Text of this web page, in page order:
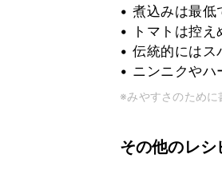
• 煮込みは最低
• トマトは控え
• 伝統的にはス
• ニンニクやハ
※みやすさのために
その他のレシ